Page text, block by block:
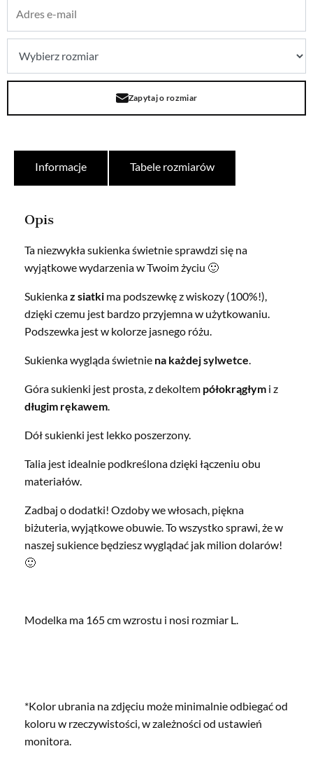
Zapytaj o rozmiar
Informacje Tabele rozmiarów
Opis
Ta niezwykła sukienka świetnie sprawdzi się na
wyjątkowe wydarzenia w Twoim życiu 🙂
Sukienkaz siatki ma podszewkę z wiskozy (100%!),
dzięki czemu jest bardzo przyjemna w użytkowaniu.
Podszewka jest w kolorze jasnego różu.
Sukienka wygląda świetnie na każdej sylwetce.
Góra sukienki jest prosta, z dekoltem półokrągłym i z
długim rękawem.
Dół sukienki jest lekko poszerzony.
Talia jest idealnie podkreślona dzięki łączeniu obu
materiałów.
Zadbaj o dodatki! Ozdoby we włosach, piękna
biżuteria, wyjątkowe obuwie. To wszystko sprawi, że w
naszej sukience będziesz wyglądać jak milion dolarów!
🙂
Modelka ma 165 cm wzrostu i nosi rozmiar L.
*Kolor ubrania na zdjęciu może minimalnie odbiegać od
koloru w rzeczywistości, w zależności od ustawień
monitora.